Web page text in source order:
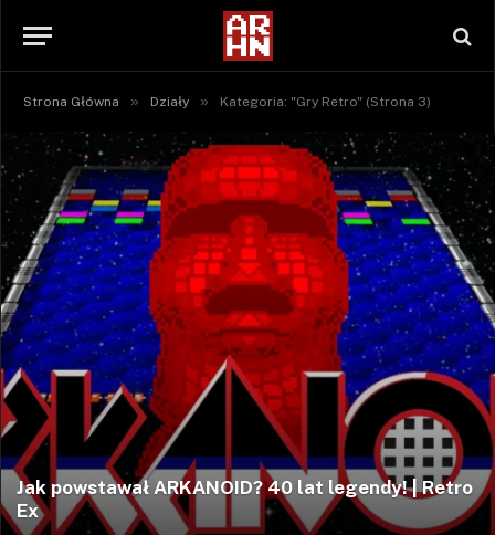
Strona Główna » Działy » Kategoria: "Gry Retro" (Strona 3)
Jak powstawał ARKANOID? 40 lat legendy! | Retro
Ex